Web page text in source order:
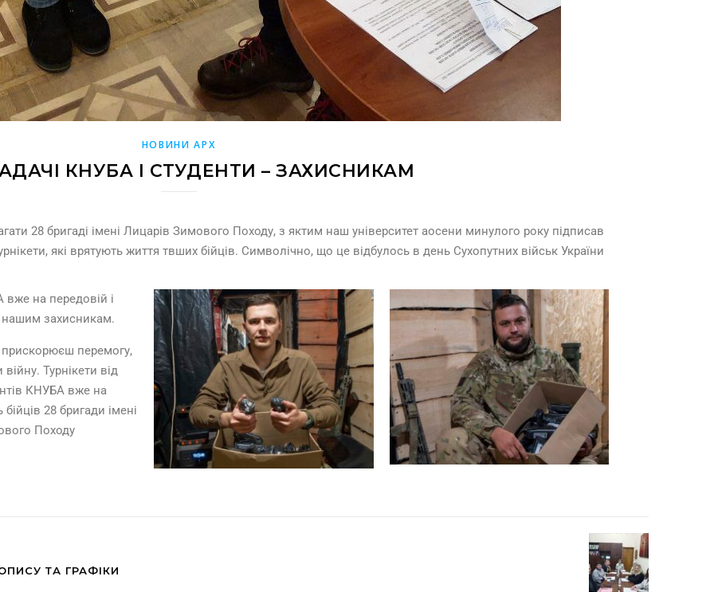
НОВИНИ АРХ
КНУБА І СТУДЕНТИ – ЗАХИСНИКАМ
28 бригаді імені Лицарів Зимового Походу, з яктим наш університет аосени минулого року підписав
які врятують життя твших бійців. Символічно, що це відбулось в день Сухопутних військ України
вже на передовій і
нашим захисникам.
перемогу,
Турнікети від
КНУБА вже на
28 бригади імені
Походу
ТА ГРАФІКИ